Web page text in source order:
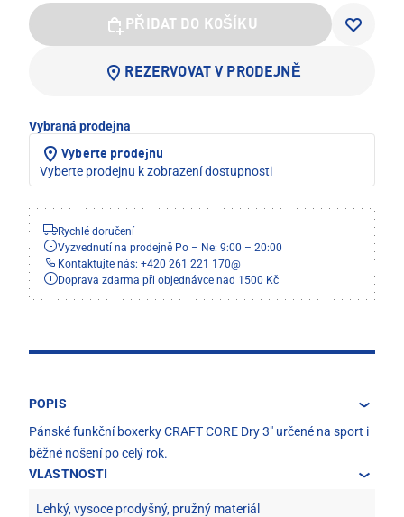
PŘIDAT DO KOŠÍKU
REZERVOVAT V PRODEJNĚ
Vybraná prodejna
Vyberte prodejnu
Vyberte prodejnu k zobrazení dostupnosti
Rychlé doručení
Vyzvednutí na prodejně Po – Ne: 9:00 – 20:00
Kontaktujte nás: +420 261 221 170@
Doprava zdarma při objednávce nad 1500 Kč
POPIS
Pánské funkční boxerky CRAFT CORE Dry 3" určené na sport i
běžné nošení po celý rok.
VLASTNOSTI
Lehký, vysoce prodyšný, pružný materiál